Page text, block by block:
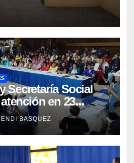
Secretaría Social
en 23
BASQUEZ